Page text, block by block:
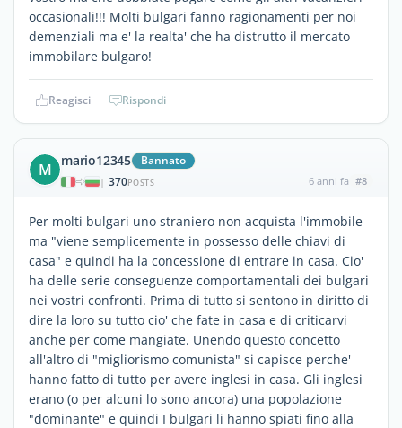
occasionali!!! Molti bulgari fanno ragionamenti per noi
demenziali ma e' la realta' che ha distrutto il mercato
immobilare bulgaro!
Reagisci Rispondi
M mario12345 Bannato
| 370POSTS 6 anni fa #8
Per molti bulgari uno straniero non acquista l'immobile
ma "viene semplicemente in possesso delle chiavi di
casa" e quindi ha la concessione di entrare in casa. Cio'
ha delle serie conseguenze comportamentali dei bulgari
nei vostri confronti. Prima di tutto si sentono in diritto di
dire la loro su tutto cio' che fate in casa e di criticarvi
anche per come mangiate. Unendo questo concetto
all'altro di "migliorismo comunista" si capisce perche'
hanno fatto di tutto per avere inglesi in casa. Gli inglesi
erano (o per alcuni lo sono ancora) una popolazione
"dominante" e quindi I bulgari li hanno spiati fino alla